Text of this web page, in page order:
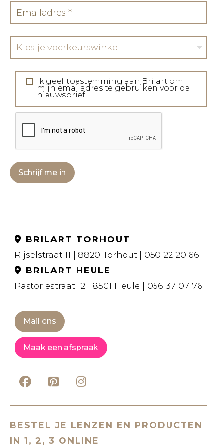
Kies je voorkeurswinkel
Ik geef toestemming aan Brilart om
mijn emailadres te gebruiken voor de
nieuwsbrief
Schrijf me in
BRILART TORHOUT
Rijselstraat 11 | 8820 Torhout | 050 22 20 66
BRILART HEULE
Pastoriestraat 12 | 8501 Heule | 056 37 07 76
Mail ons
Maak een afspraak
BESTEL JE LENZEN EN PRODUCTEN
IN 1, 2, 3 ONLINE